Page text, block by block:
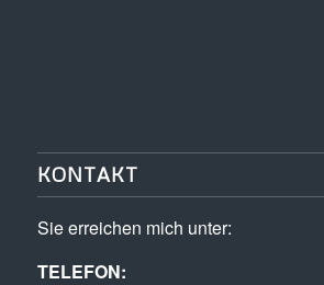
KONTAKT
Sie erreichen mich unter:
TELEFON: